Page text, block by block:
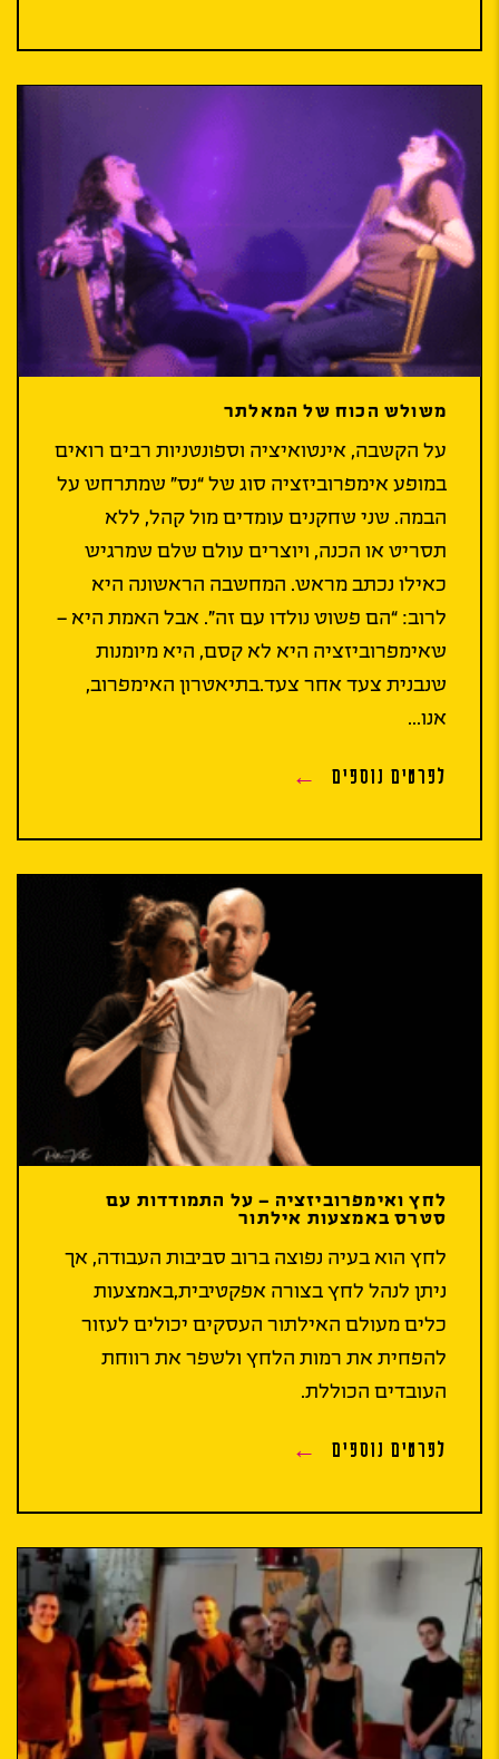
משולש הכוח של המאלתר
על הקשבה, אינטואיציה וספונטניות רבים רואים
במופע אימפרוביזציה סוג של “נס” שמתרחש על
הבמה. שני שחקנים עומדים מול קהל, ללא
תסריט או הכנה, ויוצרים עולם שלם שמרגיש
כאילו נכתב מראש. המחשבה הראשונה היא
לרוב: “הם פשוט נולדו עם זה”. אבל האמת היא –
שאימפרוביזציה היא לא קסם, היא מיומנות
שנבנית צעד אחר צעד.בתיאטרון האימפרוב,
אנו...
לפרטים נוספים
לחץ ואימפרוביזציה – על התמודדות עם
סטרס באמצעות אילתור
לחץ הוא בעיה נפוצה ברוב סביבות העבודה, אך
ניתן לנהל לחץ בצורה אפקטיבית,באמצעות
כלים מעולם האילתור העסקים יכולים לעזור
להפחית את רמות הלחץ ולשפר את רווחת
העובדים הכוללת.
לפרטים נוספים